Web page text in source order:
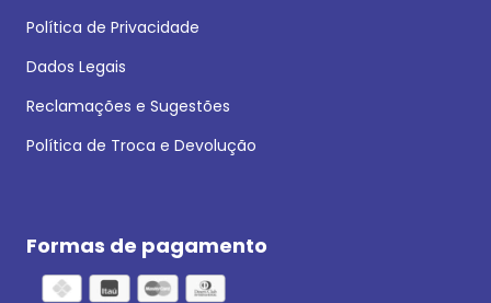
Política de Privacidade
Dados Legais
Reclamações e Sugestões
Política de Troca e Devolução
Formas de pagamento